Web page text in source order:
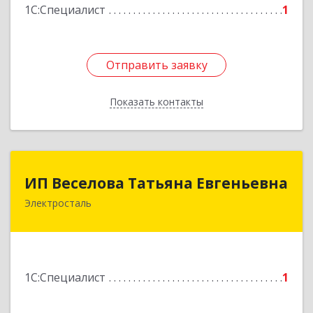
1С:Специалист 1
Отправить заявку
Показать контакты
Отправить заявку
Назад
ИП Веселова Татьяна Евгеньевна
Электросталь
1С:Специалист 1
144000, Московская обл, Электросталь г,